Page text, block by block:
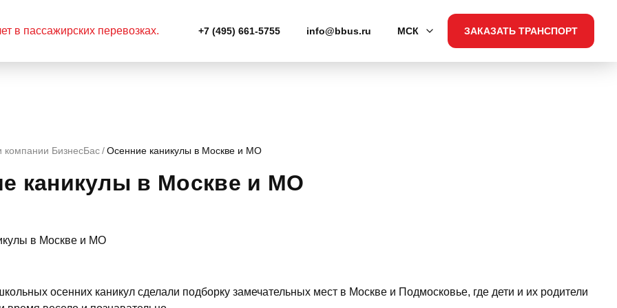
+7 (495) 661-5755 info@bbus.ru МСК ЗАКАЗАТЬ ТРАНСПОРТ
компании БизнесБас Осенние каникулы в Москве и МО
каникулы в Москве и МО
осенних каникул сделали подборку замечательных мест в Москве и Подмосковье, где дети и их родители